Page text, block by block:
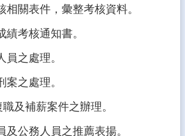
相關表件，彙整考核資料。
績考核通知書。
員之處理。
之處理。
及補薪案件之辦理。
及公務人員之推薦表揚。